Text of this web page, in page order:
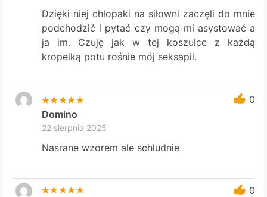
Dzięki niej chłopaki na siłowni zaczęli do mnie
podchodzić i pytać czy mogą mi asystować a
ja im. Czuję jak w tej koszulce z każdą
kropelką potu rośnie mój seksapil.
0
Domino
22 sierpnia 2025
Nasrane wzorem ale schludnie
0